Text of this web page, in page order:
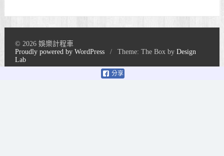
分享
© 2026 娛樂計程車
Proudly powered by WordPress
/ Theme: The Box byDesign
Lab